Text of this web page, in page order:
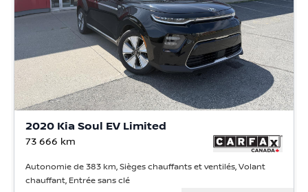
2020 Kia Soul EV Limited
73 666 km
Autonomie de 383 km, Sièges chauffants et ventilés, Volant
chauffant, Entrée sans clé